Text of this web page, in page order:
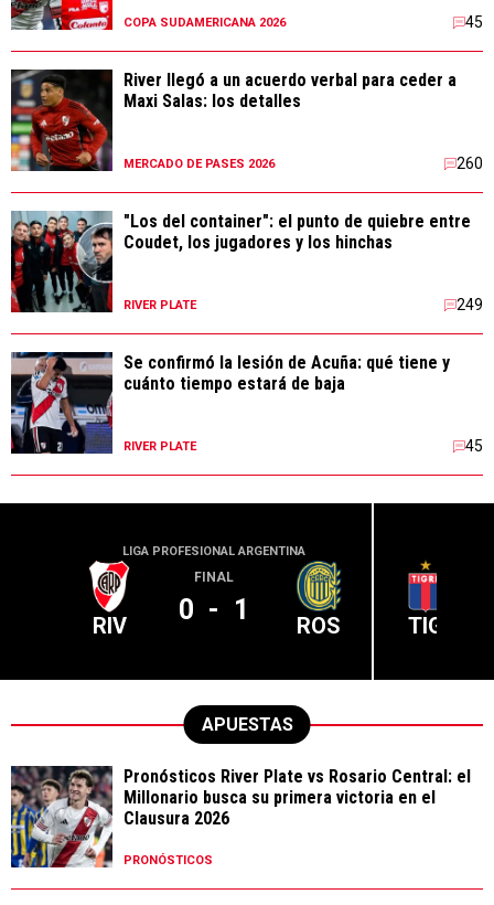
COPA SUDAMERICANA 2026 45
River llegó a un acuerdo verbal para ceder a
Maxi Salas: los detalles
MERCADO DE PASES 2026 260
"Los del container": el punto de quiebre entre
Coudet, los jugadores y los hinchas
RIVER PLATE 249
Se confirmó la lesión de Acuña: qué tiene y
cuánto tiempo estará de baja
RIVER PLATE 45
LIGA PROFESIONAL ARGENTINA
RIV
FINAL
0 - 1 ROS TIG
APUESTAS
Pronósticos River Plate vs Rosario Central: el
Millonario busca su primera victoria en el
Clausura 2026
PRONÓSTICOS